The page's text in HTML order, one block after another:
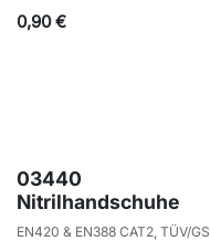
0,90€
03440
Nitrilhandschuhe
EN420 & EN388 CAT2, TÜV/GS